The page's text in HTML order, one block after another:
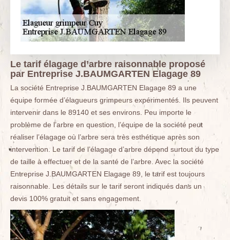
Le tarif élagage d’arbre raisonnable proposé
par Entreprise J.BAUMGARTEN Elagage 89
La société Entreprise J.BAUMGARTEN Elagage 89 a une
équipe formée d’élagueurs grimpeurs expérimentés. Ils peuvent
intervenir dans le 89140 et ses environs. Peu importe le
problème de l’arbre en question, l’équipe de la société peut
réaliser l’élagage où l’arbre sera très esthétique après son
intervention. Le tarif de l’élagage d’arbre dépend surtout du type
de taille à effectuer et de la santé de l’arbre. Avec la société
Entreprise J.BAUMGARTEN Elagage 89, le tarif est toujours
raisonnable. Les détails sur le tarif seront indiqués dans un
devis 100% gratuit et sans engagement.